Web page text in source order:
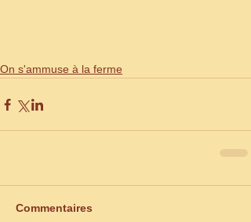
On s'ammuse à la ferme
Commentaires